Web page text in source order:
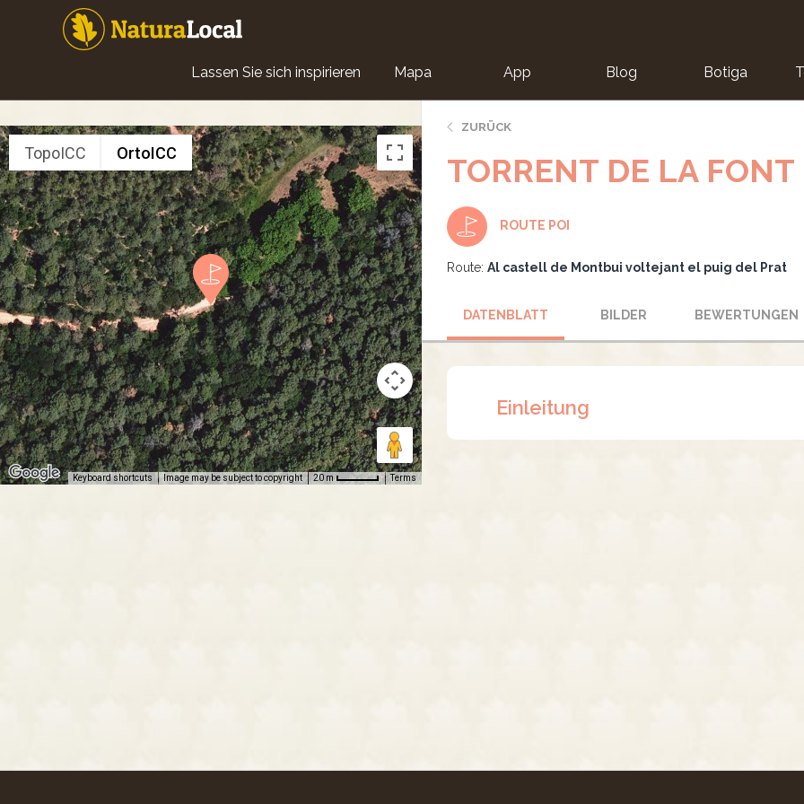
Main
navigation
Lassen Sie sich inspirieren Mapa App Blog Botiga
TopoICC OrtoICC
Keyboard shortcuts Image may be subject to copyright 20 m Terms
ZURÜCK
TORRENT DE LA FONT
ROUTE POI
Route: Al castell de Montbui voltejant el puig del Prat
DATENBLATT BILDER BEWERTUNGEN
Einleitung